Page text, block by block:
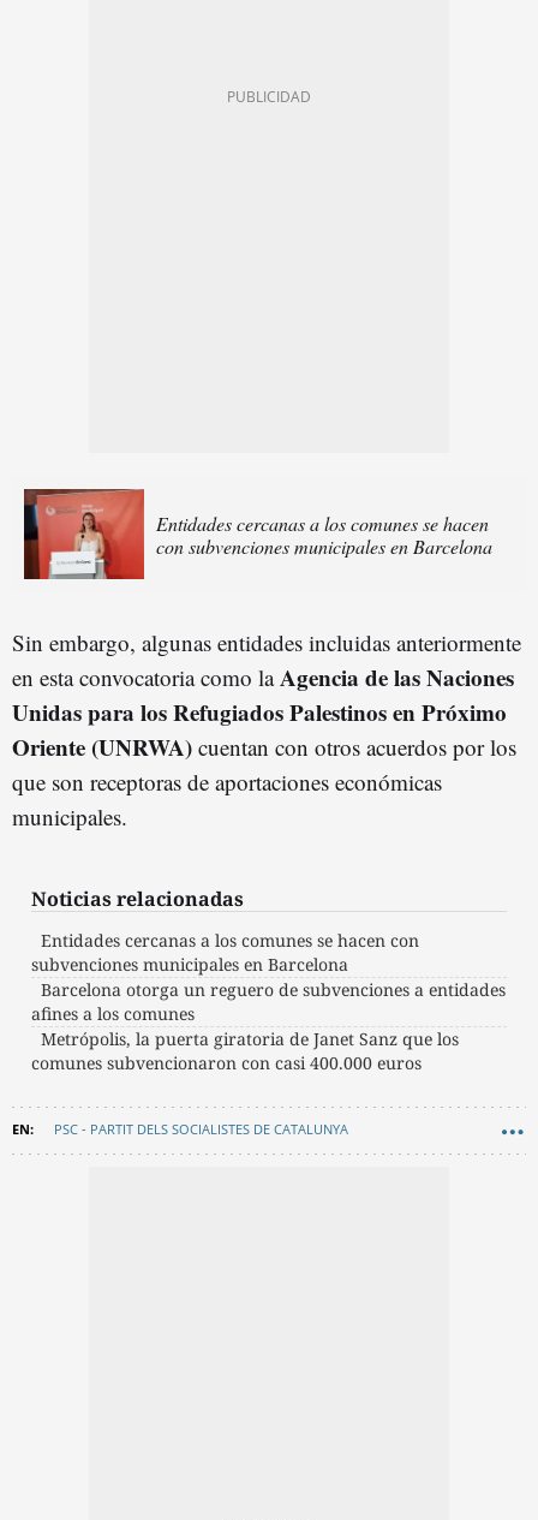
Entidades cercanas a los comunes se hacen
con subvenciones municipales en Barcelona
Sin embargo, algunas entidades incluidas anteriormente
en esta convocatoria como laAgencia de las Naciones
Unidas para los Refugiados Palestinos en Próximo
Oriente (UNRWA) cuentan con otros acuerdos por los
que son receptoras de aportaciones económicas
municipales.
Noticias relacionadas
Entidades cercanas a los comunes se hacen con
subvenciones municipales en Barcelona
Barcelona otorga un reguero de subvenciones a entidades
afines a los comunes
Metrópolis, la puerta giratoria de Janet Sanz que los
comunes subvencionaron con casi 400.000 euros
PSC - PARTIT DELS SOCIALISTES DE CATALUNYA